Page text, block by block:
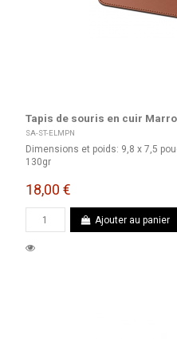
Tapis de souris en cuir
SA-ST-ELMPN
Dimensions et poids: 9,8 x 7,5
130gr
18,00 €
Ajouter au panier